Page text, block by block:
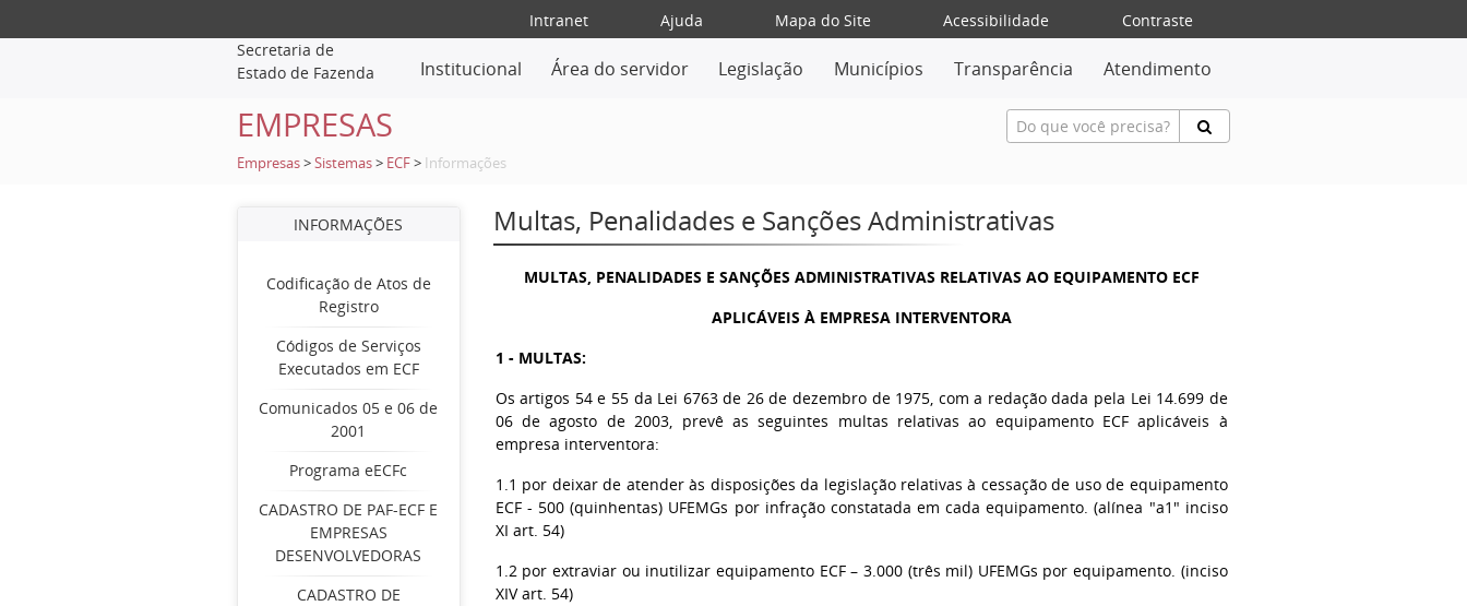
Intranet Ajuda Mapa do Site Acessibilidade
Contraste
Secretaria de
Estado de Fazenda
Institucional Área do servidor Legislação Municípios Transparência Atendimento
EMPRESAS
Empresas >Sistemas > ECF > Informações
INFORMAÇÕES
Codificação de Atos de
Registro
Códigos de Serviços
Executados em ECF
Comunicados 05 e 06 de
2001
Programa eECFc
CADASTRO DE PAF-ECF E
EMPRESAS
DESENVOLVEDORAS
CADASTRO DE
Multas, Penalidades e Sanções Administrativas
MULTAS, PENALIDADES E SANÇÕES ADMINISTRATIVAS RELATIVAS AO EQUIPAMENTO ECF
APLICÁVEIS À EMPRESA INTERVENTORA
1 - MULTAS:
Os artigos 54 e 55 da Lei 6763 de 26 de dezembro de 1975, com a redação dada pela Lei 14.699 de
06 de agosto de 2003, prevê as seguintes multas relativas ao equipamento ECF aplicáveis à
empresa interventora:
1.1 por deixar de atender às disposições da legislação relativas à cessação de uso de equipamento
ECF - 500 (quinhentas) UFEMGs por infração constatada em cada equipamento. (alínea "a1" inciso
XI art. 54)
1.2 por extraviar ou inutilizar equipamento ECF – 3.000 (três mil) UFEMGs por equipamento. (inciso
XIV art. 54)